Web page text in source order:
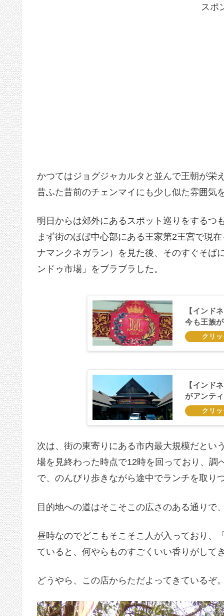
スポ
かつてはジョグジャカルタと並んで王朝が栄
昔ふた昔前のチェンマイにも少し似た雰囲気
明日からは郊外にあるスポット巡りをするつ
まず街のほぼ中心部にある王家第2王宮で現
ナマンクネガラン）を見た後、そのすぐそば
ンドゥ市場」をブラブラした。
【インド
今も王族
【インド
がアンテ
市場」
次は、街の東寄りにある市内最大規模だとい
場を見終わった時点で12時を回っており、
で、のんびり歩きながら途中でランチを取り
目的地への道はそこそこの広さのある通りで
昼時なのでどこもそこそこ人が入っており、
ていると、何やらものすごくいい香りがして
どうやら、この店からただよってきているぞ